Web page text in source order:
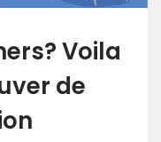
Voila
de